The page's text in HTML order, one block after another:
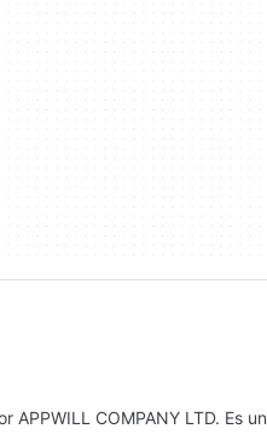
COMPANY LTD. Es un